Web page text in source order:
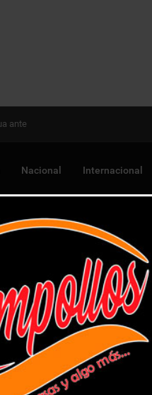
Nacional Internacional